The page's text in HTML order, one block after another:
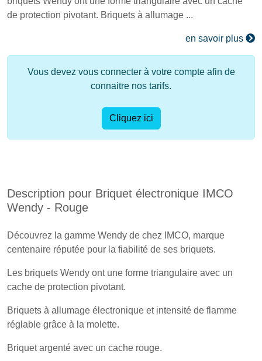
de protection pivotant. Briquets à allumage ...
en savoir plus
Vous devez vous connecter à votre compte afin de
connaitre nos tarifs.
Cliquez ici
Description pour Briquet électronique IMCO
Wendy - Rouge
Découvrez la gamme Wendy de chez IMCO, marque
centenaire réputée pour la fiabilité de ses briquets.
Les briquets Wendy ont une forme triangulaire avec un
cache de protection pivotant.
Briquets à allumage électronique et intensité de flamme
réglable grâce à la molette.
Briquet argenté avec un cache rouge.